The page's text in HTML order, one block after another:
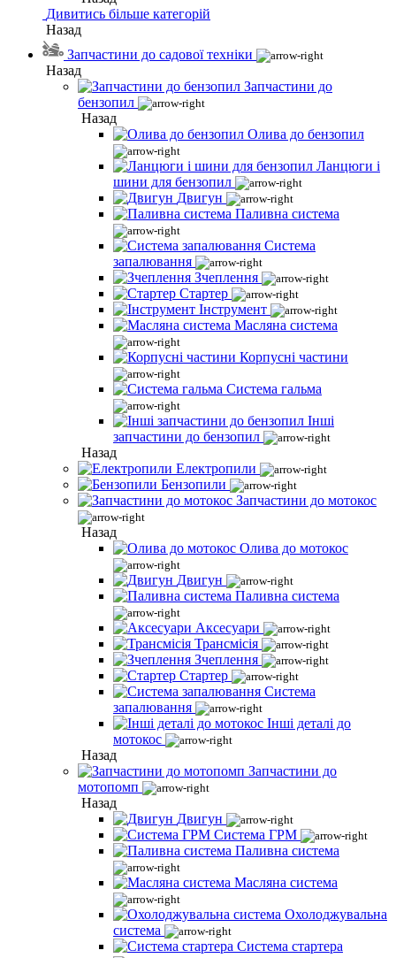
Дивитись більше категорій
Назад
Запчастини до садової техніки
Назад
Запчастини до
бензопил
Назад
Олива до бензопил
Ланцюги і
шини для бензопил
Двигун
Паливна система
Система
запалювання
Зчеплення
Стартер
Інструмент
Масляна система
Корпусні частини
Система гальма
Інші
запчастини до бензопил
Назад
Електропили
Бензопили
Запчастини до мотокос
Назад
Олива до мотокос
Двигун
Паливна система
Аксесуари
Трансмісія
Зчеплення
Стартер
Система
запалювання
Інші деталі до
мотокос
Назад
Запчастини до
мотопомп
Назад
Двигун
Система ГРМ
Паливна система
Масляна система
Охолоджувальна
система
Система стартера